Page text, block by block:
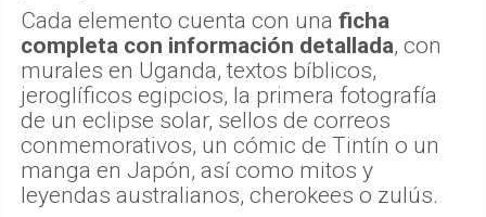
Cada elemento cuenta con una ficha
completa con información detallada, con
murales en Uganda, textos bíblicos,
jeroglíficos egipcios, la primera fotografía
de un eclipse solar, sellos de correos
conmemorativos, un cómic de Tintín o un
manga en Japón, así como mitos y
leyendas australianos, cherokees o zulús.